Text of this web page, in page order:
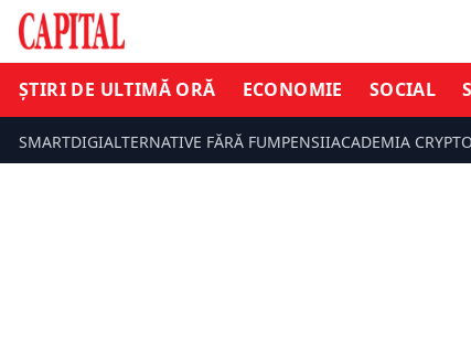
ȘTIRI DE ULTIMĂ ORĂ ECONOMIE SOCIAL
SMARTDIGIALTERNATIVE FĂRĂ FUMPENSIIACADEMIA CRYPTO